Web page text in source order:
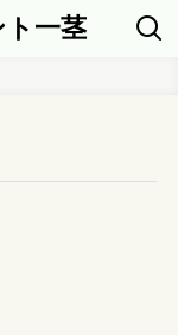
一茎